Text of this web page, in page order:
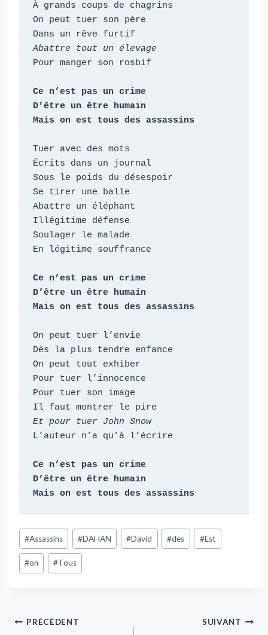
À grands coups de chagrins
On peut tuer son père
Abattre tout un élevage
Pour manger son rosbif
Ce n’est pas un crime
D’être un être humain
Mais on est tous des assassins
Tuer avec des mots
Écrits dans un journal
Sous le poids du désespoir
Se tirer une balle
Abattre un éléphant
Illégitime défense
Soulager le malade
En légitime souffrance
Ce n’est pas un crime
D’être un être humain
Mais on est tous des assassins
On peut tuer l’envie
Dès la plus tendre enfance
On peut tout exhiber
Pour tuer l’innocence
Pour tuer son image
Et pour tuer John Snow
L’auteur n’a qu’à l’écrire
Ce n’est pas un crime
D’être un être humain
Mais on est tous des assassins
#Assassins #DAHAN #David #des #Est
#on #Tous
PRÉCÉDENT SUIVANT